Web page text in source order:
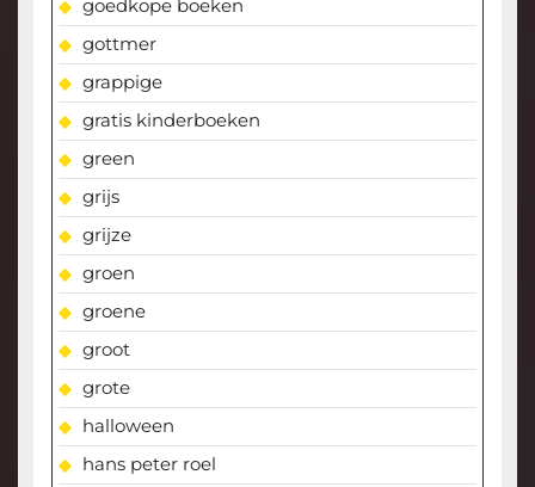
goedkope boeken
gottmer
grappige
gratis kinderboeken
green
grijs
grijze
groen
groene
groot
grote
halloween
hans peter roel